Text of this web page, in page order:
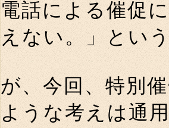
電話による催促
えない。」とい
が、今回、特別
ような考えは通